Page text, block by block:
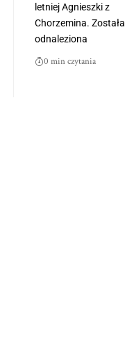
letniej Agnieszki z
Chorzemina. Została
odnaleziona
0 min czytania